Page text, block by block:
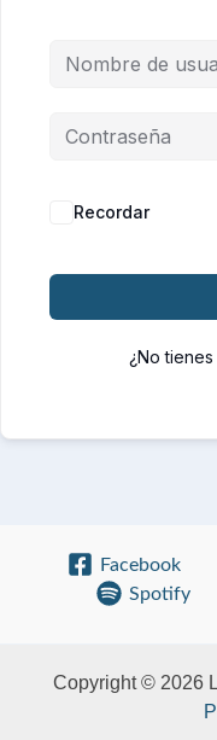
Recordar
¿No
Facebook
Spotify
Copyright © 2026